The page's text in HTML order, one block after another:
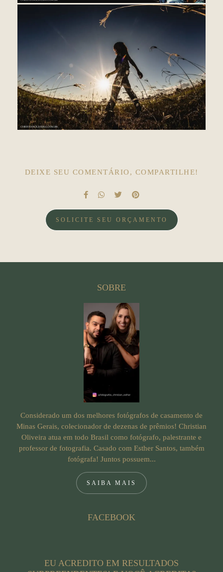
DEIXE SEU COMENTÁRIO, COMPARTILHE!
SOLICITE SEU ORÇAMENTO
SOBRE
Considerado um dos melhores fotógrafos de casamento de
Minas Gerais, colecionador de dezenas de prêmios! Christian
Oliveira atua em todo Brasil como fotógrafo, palestrante e
professor de fotografia. Casado com Esther Santos, também
fotógrafa! Juntos possuem...
SAIBA MAIS
FACEBOOK
EU ACREDITO EM RESULTADOS